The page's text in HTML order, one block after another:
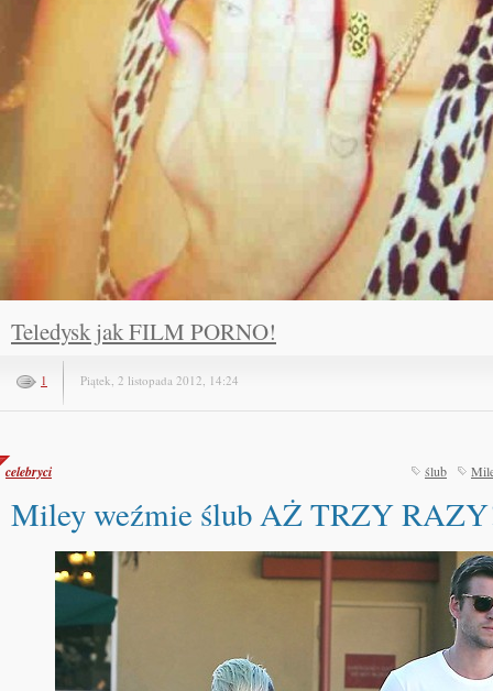
Teledysk jak FILM PORNO!
1 Piątek, 2 listopada 2012, 14:24
celebryci ślub
Miley weźmie ślub AŻ TRZY